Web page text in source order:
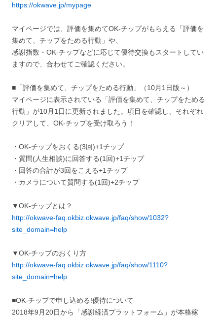
https://okwave.jp/mypage
マイページでは、評価を集めてOK-チップがもらえる「評価を
集めて、チップをためる行動」や、
感謝指数・OK-チップなどに応じて優待交換もスタートしてい
ますので、合わせてご確認ください。
■「評価を集めて、チップをためる行動」（10月1日版～）
マイページに表示されている「評価を集めて、チップをためる
行動」が10月1日に更新されました。項目を確認し、それぞれ
クリアして、OK-チップを受け取ろう！
・OK-チップをおくる(3回)+1チップ
・質問(人生相談)に回答する(1回)+1チップ
・回答の合計が3回をこえる+1チップ
・カメラについて質問する(1回)+2チップ
▼OK-チップとは？
http://okwave-faq.okbiz.okwave.jp/faq/show/1032?
site_domain=help
▼OK-チップのおくり方
http://okwave-faq.okbiz.okwave.jp/faq/show/1110?
site_domain=help
■OK-チップで申し込める!優待について
2018年9月20日から「感謝経済プラットフォーム」が本格稼